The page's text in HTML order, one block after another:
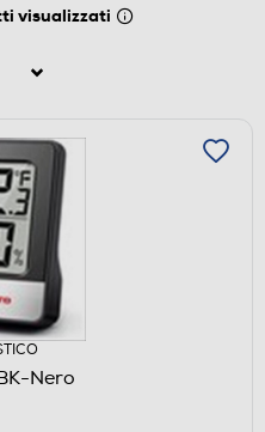
visualizzati
Nero